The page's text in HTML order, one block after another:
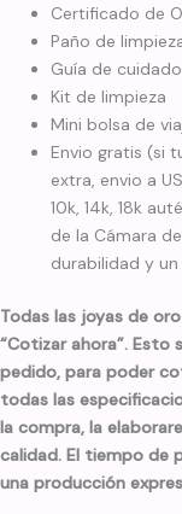
Certificado de
Paño de
Guía de
Kit de limpieza
Mini bolsa de
Envio gratis (si
extra, envio a
10k, 14k, 18k
de la Cámara
durabilidad y
Todas las joyas de
“Cotizar ahora”.
pedido, para poder
todas las
la compra, la
calidad. El tiempo de
una producción